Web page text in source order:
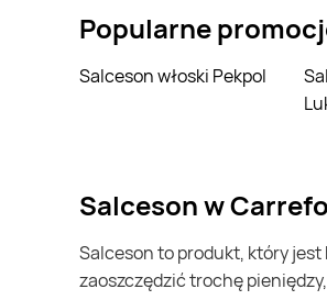
Popularne
Salceson włoski Pekpol
Salceson królewski
salceson w
salceson to produkt, który jest bardzo popularny w Polsce i na całym świecie. Często możesz go kupić w Carrefour Express. Jeśli chcesz kupić salceson i chcesz
zaoszczędzić trochę